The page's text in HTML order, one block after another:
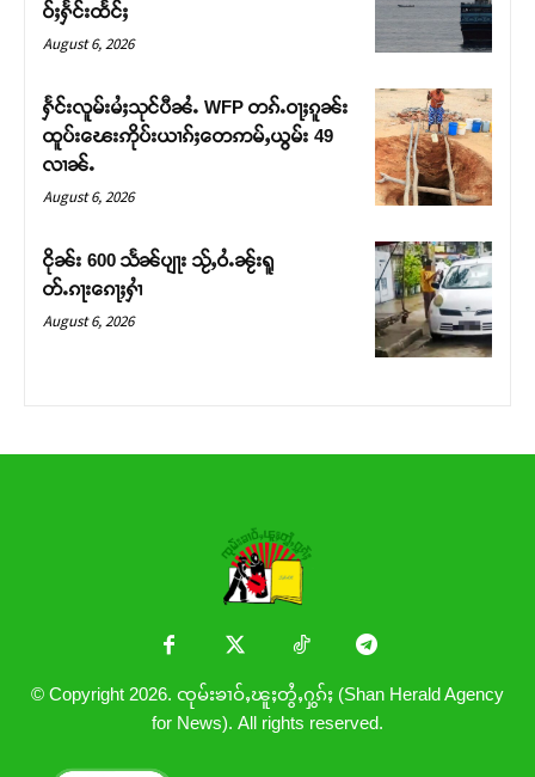
တႃႇႁႂ်ႈသဵင်ၵၢင်ၸႂ်ၵူၼ်းမိူင်း ၵူႈတီႈၵူႈလႅၼ်ပေႃးတေၸွ
တ်ႇ တူဝ်ႈလုမ်ႈၾႃႉၼၼ်ႉ ၶဝ်ႈႁူမ်ႈၵမ်ႉထႅမ် ၸုမ်းၶၢ
ဝ်ႇၽူႈတွႆႇႁွၵ်ႈ လႆႈယူႇၶႃႈဢေႃႈ။
ဝ်ႈႁႅင်းထႅင်ႈ
August 6, 2026
ႁႅင်းလူမ်းမႆႈသုင်ပီၼႆႉ WFP တၵ်ႉဝႃႈၵူၼ်း
ထူပ်းၽေးဢိုပ်းယၢၵ်ႈတေဢမ်ႇယွမ်း 49
လၢၼ်ႉ
August 6, 2026
ငိုၼ်း 600 သႅၼ်ပျႃး သႂ်ႇဝႆႉၼႂ်းရူ
တ်ႉၵႃးၵေႃႈႁၢႆ
August 6, 2026
© Copyright 2026. ၸုမ်းၶၢဝ်ႇၽူႈတွႆႇႁွၵ်ႈ (Shan Herald Agency
for News). All rights reserved.